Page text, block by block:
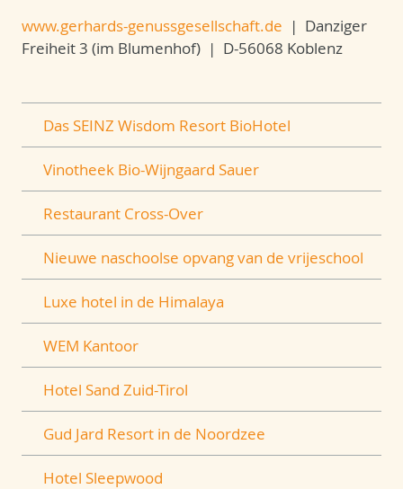
www.gerhards-genussgesellschaft.de | Danziger
Freiheit 3 (im Blumenhof) | D-56068 Koblenz
Das SEINZ Wisdom Resort BioHotel
Vinotheek Bio-Wijngaard Sauer
Restaurant Cross-Over
Nieuwe naschoolse opvang van de vrijeschool
Luxe hotel in de Himalaya
WEM Kantoor
Hotel Sand Zuid-Tirol
Gud Jard Resort in de Noordzee
Hotel Sleepwood